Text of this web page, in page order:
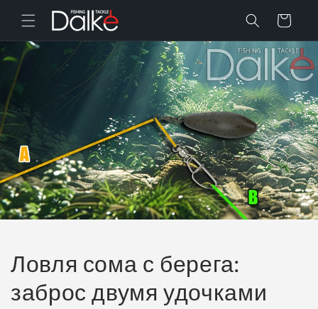
к
контенту
Корзина
Ловля сома с берега:
заброс двумя удочками